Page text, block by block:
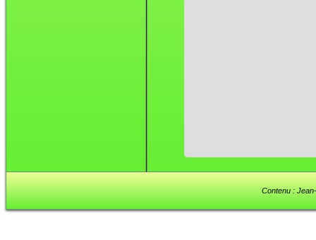
Contenu :